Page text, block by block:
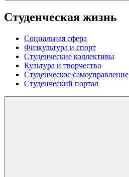
Студенческая жизнь
Социальная сфера
Физкультура и спорт
Студенческие коллективы
Культура и творчество
Студенческое самоуправление
Студенческий портал